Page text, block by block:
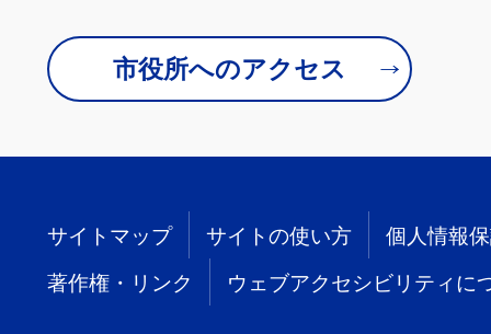
市役所へのアクセス
サイトマップ サイトの使い方 個人情報
著作権・リンク ウェブアクセシビリティに